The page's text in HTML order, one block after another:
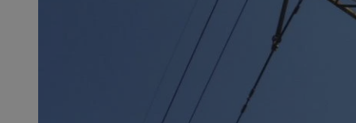
msToken